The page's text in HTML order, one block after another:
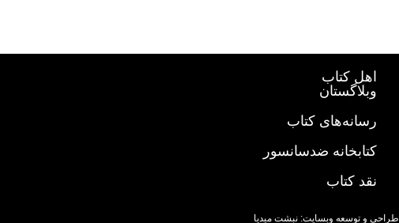
اهل کتاب
وبلاگستان
رسانه‌های کتاب
کتابخانه ضدسانسور
نقد کتاب
طراحی و توسعه وبسایت: نبشت میدیا